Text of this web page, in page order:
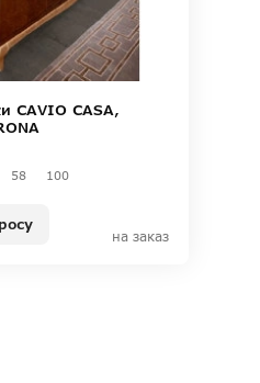
CAVIO CASA,
58 100
на заказ